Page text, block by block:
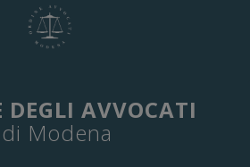
DEGLI AVVOCATI
di Modena